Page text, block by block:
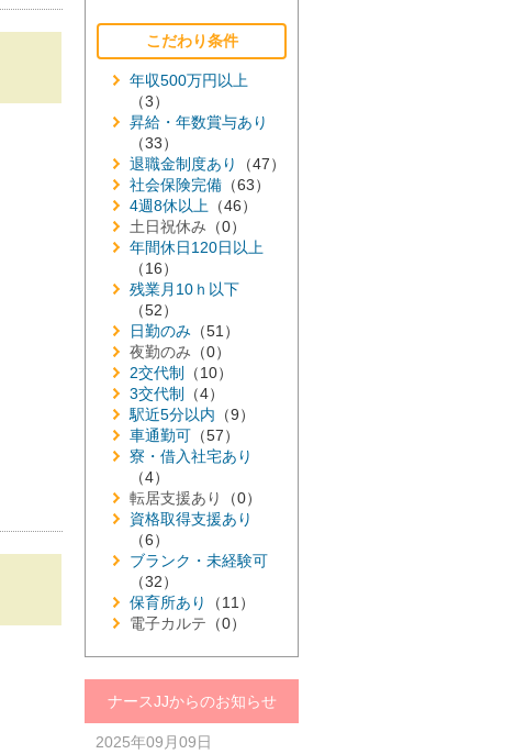
こだわり条件
年収500万円以上
（3）
昇給・年数賞与あり
（33）
退職金制度あり
（47）
社会保険完備 （63）
4週8休以上 （46）
土日祝休み （0）
年間休日120日以上
（16）
残業月10ｈ以下
（52）
日勤のみ （51）
夜勤のみ （0）
2交代制
（10）
3交代制
（4）
駅近5分以内 （9）
車通勤可 （57）
寮・借入社宅あり
（4）
転居支援あり
（0）
資格取得支援あり
（6）
ブランク・未経験可
（32）
保育所あり
（11）
電子カルテ （0）
ナースJJからのお知らせ
2025年09月09日